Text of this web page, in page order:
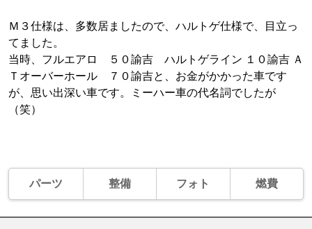
Ｍ３仕様は、多数居ましたので、ハルトゲ仕様で、目立っ
てました。
当時、フルエアロ ５０諭吉 ハルトゲライン １０諭吉 Ａ
Ｔオーバーホール ７０諭吉と、お金がかかった車です
が、思い出深い車です。ミーハー車の代名詞でしたが
（笑）
パーツ 整備 フォト 燃費